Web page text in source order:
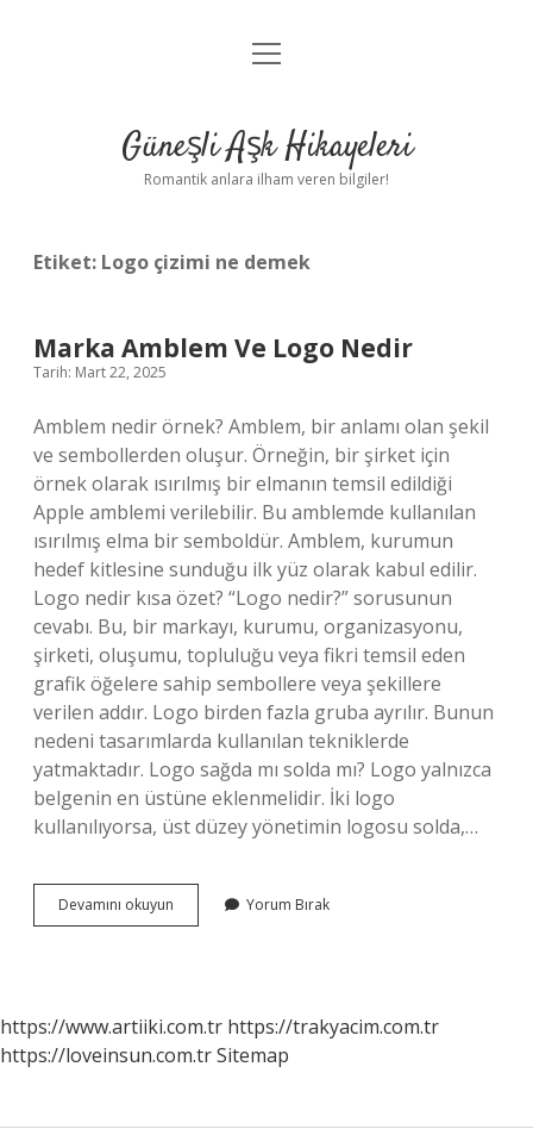
Anasayfa
Yasal Uyarı
menüyü
Güneşli Aşk Hikayeleri
Romantik anlara ilham veren bilgiler!
Etiket: Logo çizimi ne demek
Marka Amblem Ve Logo Nedir
Tarih: Mart 22, 2025
Amblem nedir örnek? Amblem, bir anlamı olan şekil
ve sembollerden oluşur. Örneğin, bir şirket için
örnek olarak ısırılmış bir elmanın temsil edildiği
Apple amblemi verilebilir. Bu amblemde kullanılan
ısırılmış elma bir semboldür. Amblem, kurumun
hedef kitlesine sunduğu ilk yüz olarak kabul edilir.
Logo nedir kısa özet? “Logo nedir?” sorusunun
cevabı. Bu, bir markayı, kurumu, organizasyonu,
şirketi, oluşumu, topluluğu veya fikri temsil eden
grafik öğelere sahip sembollere veya şekillere
verilen addır. Logo birden fazla gruba ayrılır. Bunun
nedeni tasarımlarda kullanılan tekniklerde
yatmaktadır. Logo sağda mı solda mı? Logo yalnızca
belgenin en üstüne eklenmelidir. İki logo
kullanılıyorsa, üst düzey yönetimin logosu solda,…
Devamını okuyun
Amblem
Yorum Bırak
https://www.artiiki.com.tr https://trakyacim.com.tr
https://loveinsun.com.trSitemap